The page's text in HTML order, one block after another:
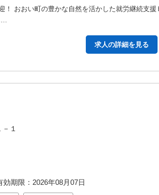
！ おおい町の豊かな自然を活かした就労継続支
求人の詳細を見る
－１
効期限： 2026年08月07日